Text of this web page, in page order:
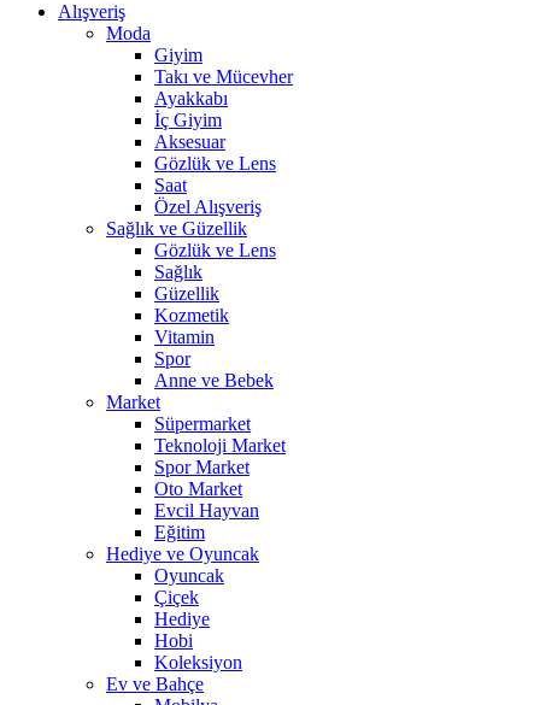
Alışveriş
Moda
Giyim
Takı ve Mücevher
Ayakkabı
İç Giyim
Aksesuar
Gözlük ve Lens
Saat
Özel Alışveriş
Sağlık ve Güzellik
Gözlük ve Lens
Sağlık
Güzellik
Kozmetik
Vitamin
Spor
Anne ve Bebek
Market
Süpermarket
Teknoloji Market
Spor Market
Oto Market
Evcil Hayvan
Eğitim
Hediye ve Oyuncak
Oyuncak
Çiçek
Hediye
Hobi
Koleksiyon
Ev ve Bahçe